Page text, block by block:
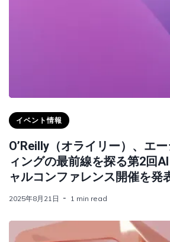
イベント情報
O’Reilly（オライリー）、エ
ィングの最前線を探る第2回
ャルコンファレンス開催を発
2025年8月21日 1 min read